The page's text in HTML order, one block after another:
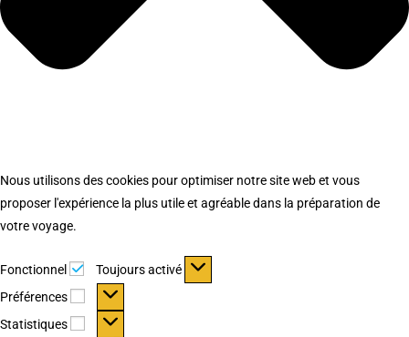
Nous utilisons des cookies pour optimiser notre site web et vous
proposer l'expérience la plus utile et agréable dans la préparation de
votre voyage.
Fonctionnel Fonctionnel
Toujours activé
Préférences
Préférences
Statistiques Statistiques